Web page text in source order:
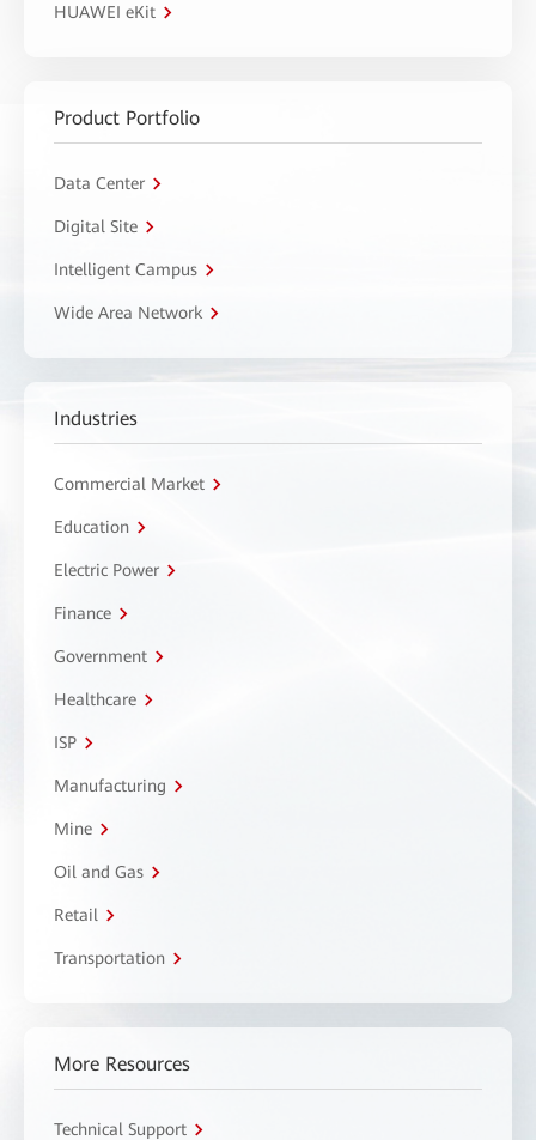
HUAWEI eKit
Product Portfolio
Data Center
Digital Site
Intelligent Campus
Wide Area Network
Industries
Commercial Market
Education
Electric Power
Finance
Government
Healthcare
ISP
Manufacturing
Mine
Oil and Gas
Retail
Transportation
More Resources
Technical Support